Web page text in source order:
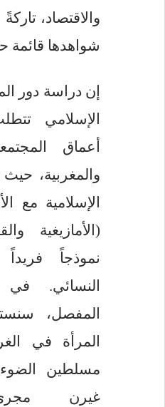
والاقتصاد،
شواهدها قائمة
إن دراسة دور
الإسلامي
أعماق
والمغربية،
الإسلامية مع
(الأمازيغية
نموذجاً
النسائي.
المفصل،
المرأة في
مسلطين
غيرن مجرى